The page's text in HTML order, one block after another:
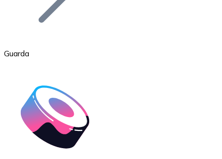
Ethereum
ETH
Guarda